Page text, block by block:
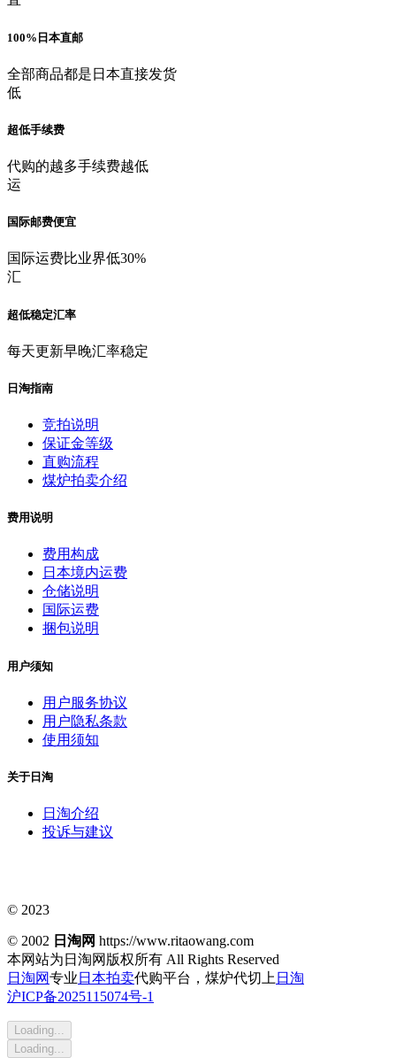
100%日本直邮
全部商品都是日本直接发货
低
超低手续费
代购的越多手续费越低
运
国际邮费便宜
国际运费比业界低30%
汇
超低稳定汇率
每天更新早晚汇率稳定
日淘指南
竞拍说明
保证金等级
直购流程
煤炉拍卖介绍
费用说明
费用构成
日本境内运费
仓储说明
国际运费
捆包说明
用户须知
用户服务协议
用户隐私条款
使用须知
关于日淘
日淘介绍
投诉与建议
© 2023
© 2002 日淘网 https://www.ritaowang.com
本网站为日淘网版权所有 All Rights Reserved
日淘网专业 日本拍卖代购平台，煤炉代切上 日淘
沪ICP备2025115074号-1
Loading...
Loading...